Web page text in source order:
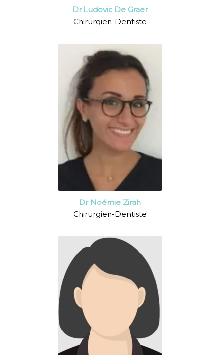
Dr Ludovic De Graer
Chirurgien-Dentiste
Dr Noémie Zirah
Chirurgien-Dentiste